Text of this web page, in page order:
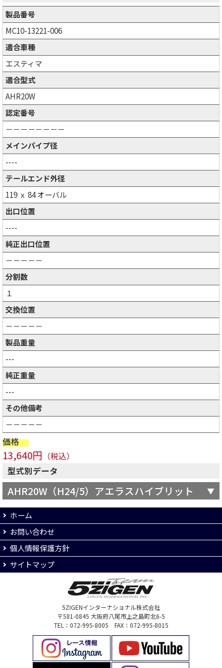
製品番号
MC10-13221-006
適合車種
エスティマ
適合型式
AHR20W
認定番号
－－－－－－－－
メインパイプ径
----
テールエンド外径
119 ｘ 84 オーバル
出口位置
----
純正出口位置
－－－－－
分割数
１
交換位置
－－－－－
製品重量
---
純正重量
---
その他備考
－－－－－
価格
13,640円 （税込）
型式別データ
AHR20W（H24/5）アエラスハイブリット
ホーム
お問い合わせ
個人情報保護方針
サイトマップ
5ZIGENインターナショナル株式会社
〒581-0845 大阪府八尾市上之島町北6-5
TEL：072-995-8005 FAX：072-995-8015